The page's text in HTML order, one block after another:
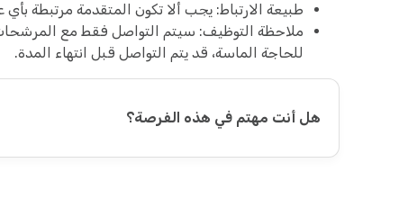
طبيعة الارتباط: يجب ألا تكون المتقدمة مرتبطة
ملاحظة التوظيف: سيتم التواصل فقط مع
للحاجة الماسة، قد يتم التواصل قبل انتهاء المدة.
هل أنت مهتم في هذه الفرصة؟